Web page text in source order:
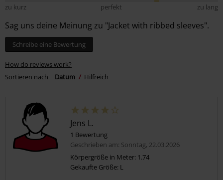
zu kurz perfekt zu lang
Sag uns deine Meinung zu "Jacket with ribbed sleeves".
Schreibe eine Bewertung
How do reviews work?
Sortieren nach
Datum Hilfreich
Jens L.
1 Bewertung
Geschrieben am: Sonntag, 22.03.2026
Körpergröße in Meter: 1.74
Gekaufte Größe: L